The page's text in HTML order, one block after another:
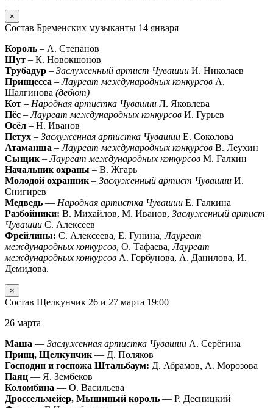
×
Состав Бременских музыканты 14 января
Король – А. Степанов
Шут – К. Новокшонов
Трубадур – Заслуженный артист Чувашии И. Николаев
Принцесса –Лауреат международных конкурсов А.
Шалгинова (дебют)
Кот – Народная артистка Чувашии Л. Яковлева
Пёс –Лауреат международных конкурсов И. Гурьев
Осёл – Н. Иванов
Петух – Заслуженная артистка Чувашии Е. Соколова
Атаманша –Лауреат международных конкурсов В. Леухин
Сыщик –Лауреат международных конкурсов М. Галкин
Начальник охраны – В. Жгарь
Молодой охранник – Заслуженный артист Чувашии И.
Снигирев
Медведь — Народная артистка Чувашии Е. Галкина
Разбойники: В. Михайлов, М. Иванов, Заслуженный артист
Чувашии С. Алексеев
Фрейлины: С. Алексеева, Е. Гунина,Лауреат
международных конкурсов, О. Тафаева,Лауреат
международных конкурсов А. Горбунова, А. Данилова, И.
Демидова.
×
Состав Щелкунчик 26 и 27 марта 19:00
26 марта
Маша — Заслуженная артистка Чувашии А. Серёгина
Принц, Щелкунчик — Д. Поляков
Господин и госпожа Штальбаум: Д. Абрамов, А. Морозова
Паяц — Я. Зембеков
Коломбина — О. Васильева
Дроссельмейер, Мышиный король — Р. Десницкий